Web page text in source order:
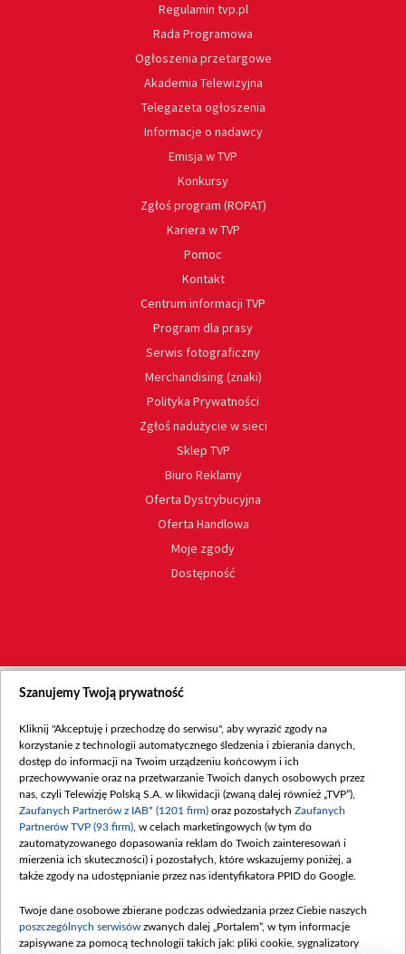
Regulamin tvp.pl
Rada Programowa
Ogłoszenia przetargowe
Akademia Telewizyjna
Telegazeta ogłoszenia
Informacje o nadawcy
Emisja w TVP
Konkursy
Zgłoś program (ROPAT)
Kariera w TVP
Pomoc
Kontakt
Centrum informacji TVP
Program dla prasy
Serwis fotograficzny
Merchandising (znaki)
Polityka Prywatności
Zgłoś nadużycie w sieci
Sklep TVP
Biuro Reklamy
Oferta Dystrybucyjna
Oferta Handlowa
Moje zgody
Dostępność
Szanujemy Twoją prywatność
Kliknij "Akceptuję i przechodzę do serwisu", aby wyrazić zgody na
korzystanie z technologii automatycznego śledzenia i zbierania danych,
dostęp do informacji na Twoim urządzeniu końcowym i ich
przechowywanie oraz na przetwarzanie Twoich danych osobowych przez
nas, czyli Telewizję Polską S.A. w likwidacji (zwaną dalej również „TVP”),
Zaufanych Partnerów z IAB* (1201 firm) oraz pozostałych Zaufanych
Partnerów TVP (93 firm) , w celach marketingowych (w tym do
zautomatyzowanego dopasowania reklam do Twoich zainteresowań i
mierzenia ich skuteczności) i pozostałych, które wskazujemy poniżej, a
także zgody na udostępnianie przez nas identyfikatora PPID do Google.
Twoje dane osobowe zbierane podczas odwiedzania przez Ciebie naszych
poszczególnych serwisów zwanych dalej „Portalem”, w tym informacje
zapisywane za pomocą technologii takich jak: pliki cookie, sygnalizatory